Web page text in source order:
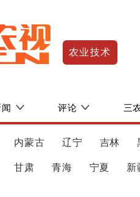
农业技术
评论 三
内蒙古 辽宁 吉林
甘肃 青海 宁夏 新